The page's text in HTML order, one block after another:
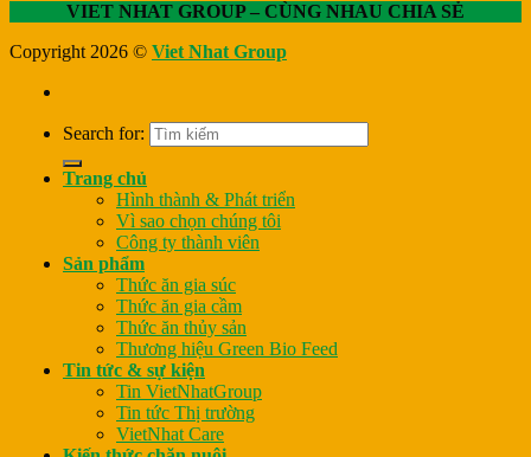
VIET NHAT GROUP – CÙNG NHAU CHIA SẺ
Copyright 2026 © Viet Nhat Group
Search for:
Trang chủ
Hình thành & Phát triển
Vì sao chọn chúng tôi
Công ty thành viên
Sản phẩm
Thức ăn gia súc
Thức ăn gia cầm
Thức ăn thủy sản
Thương hiệu Green Bio Feed
Tin tức & sự kiện
Tin VietNhatGroup
Tin tức Thị trường
VietNhat Care